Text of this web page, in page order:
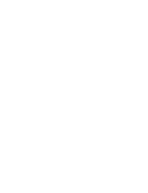
, hemos
la Iglesia
representa
cristianos
desde
Dirección ha
y ha
con los